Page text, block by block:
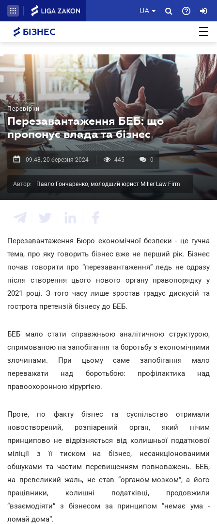
UA
БІЗНЕС
Перевірки
Перезавантаження БЕБ: що
пропонує влада та бізнес
09.48, 20 березня 2024 445 0
Автор: Павло Гончаренко, молодший юрист Miller Law Firm
Перезавантаження Бюро економічної безпеки - це гучна
тема, про яку говорить бізнес вже не перший рік. Бізнес
почав говорити про “перезавантаження” ледь не одразу
після створення цього нового органу правопорядку у
2021 році. З того часу лише зростав градус дискусій та
гострота претензій бізнесу до БЕБ.
БЕБ мало стати справжньою аналітичною структурою,
спрямованою на запобігання та боротьбу з економічними
злочинами. При цьому саме запобігання мало
переважати над боротьбою: профілактика над
правоохоронною хірургією.
Проте, по факту бізнес та суспільство отримали
новостворений, розпіарений орган, який нічим
принципово не відрізняється від колишньої податкової
міліції з її тиском на бізнес, несанкціонованими
обшуками та частим перевищенням повноважень. БЕБ,
на превеликий жаль, не став “органом-мозком”, а його
працівники, колишні податківці, продовжили
“взаємодіяти” з бізнесом за принципом “немає ума -
ломай дома”.